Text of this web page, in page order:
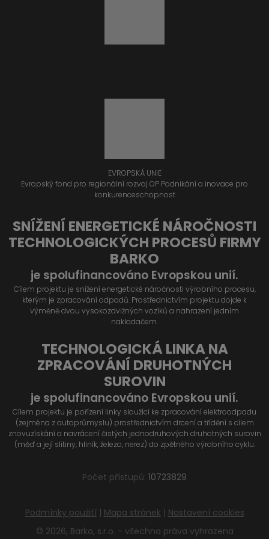
EVROPSKÁ UNIE
Evropský fond pro regionální rozvoj OP Podnikání a inovace pro
konkurenceschopnost
SNÍŽENÍ ENERGETICKÉ NÁROČNOSTI
TECHNOLOGICKÝCH PROCESŮ FIRMY
BARKO
je spolufinancováno Evropskou unií.
Cílem projektu je snížení energetické náročnosti výrobního procesu,
kterým je zpracování odpadů. Prostřednictvím projektu dojde k
výměně dvou vysokozdvižných vozíků a nahrazení jedním
nakladačem.
TECHNOLOGICKÁ LINKA NA
ZPRACOVÁNÍ DRUHOTNÝCH
SUROVIN
je spolufinancováno Evropskou unií.
Cílem projektu je pořízení linky sloužící ke zpracování elektroodpadu
(zejména z autoprůmyslu) prostřednictvím drcení a třídění s cílem
znovuzískání a navrácení čistých jednodruhových druhotných surovin
(měď a její slitiny, hliník, železo, nerez) do zpětného výrobního cyklu.
Počet přístupů: 10723829
© 2026, Barko, s.r.o. - všechna práva vyhrazena
Podmínky použití | Mapa stránek | Nastavení cookies